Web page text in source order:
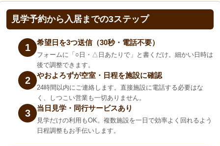
見学予約から入居までの3ステップ
1 希望日を3つ送信（30秒・電話不要）
フォームに「○日・△日あたりで」と書くだけ。細かい日時は
後で調整できます。
2 やおよろずが空室・日程を施設に確認
24時間以内にご連絡します。直接施設に電話する必要はな
く、しつこい営業も一切ありません。
3 当日見学・同行サービスあり
見学だけの利用もOK。複数施設を一日で効率よく回れるよう
日程調整もお手伝いします。